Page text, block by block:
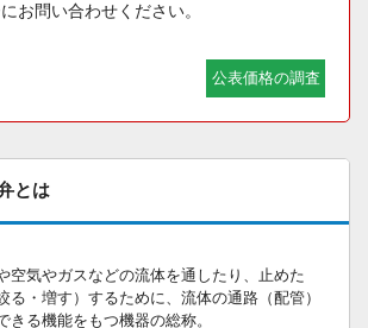
お問い合わせください。
公表価格の調査
とは
空気やガスなどの流体を通したり、止めた
る・増す）するために、流体の通路（配管）
きる機能をもつ機器の総称。